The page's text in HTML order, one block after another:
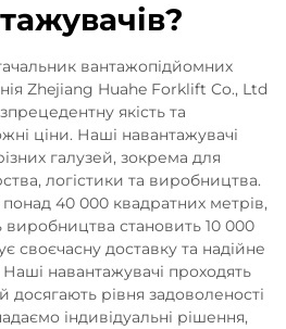
вантажопідйомних
Zhejiang Huahe Forklift Co., Ltd
якість та
ціни. Наші навантажувачі
галузей, зокрема для
логістики та виробництва.
40 000 квадратних метрів,
виробництва становить 10 000
своєчасну доставку та надійне
Наші навантажувачі проходять
досягають рівня задоволеності
індивідуальні рішення,